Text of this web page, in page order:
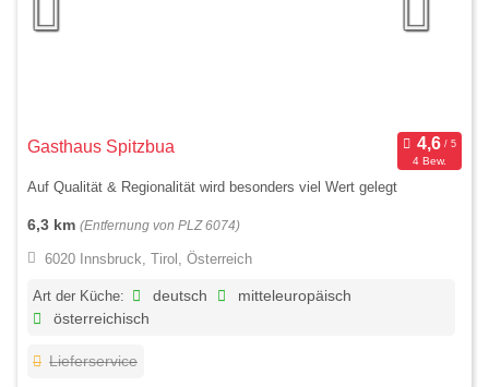
Gasthaus Spitzbua
4 Bew.
Auf Qualität & Regionalität wird besonders viel Wert gelegt
6,3 km (Entfernung von PLZ 6074)
6020 Innsbruck, Tirol, Österreich
Art der Küche: deutsch
mitteleuropäisch
österreichisch
Lieferservice